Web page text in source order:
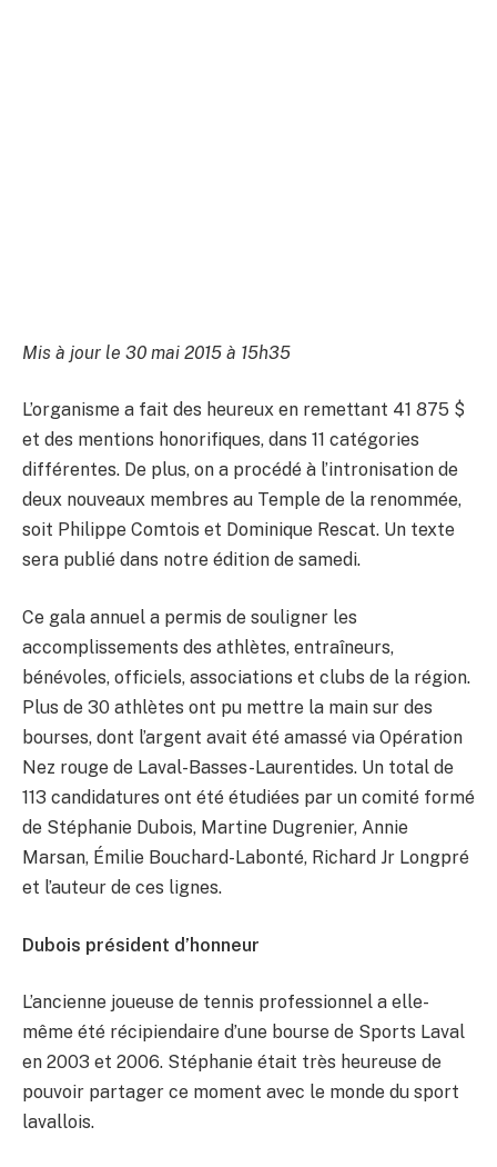
Mis à jour le 30 mai 2015 à 15h35
L’organisme a fait des heureux en remettant 41 875 $
et des mentions honorifiques, dans 11 catégories
différentes. De plus, on a procédé à l’intronisation de
deux nouveaux membres au Temple de la renommée,
soit Philippe Comtois et Dominique Rescat. Un texte
sera publié dans notre édition de samedi.
Ce gala annuel a permis de souligner les
accomplissements des athlètes, entraîneurs,
bénévoles, officiels, associations et clubs de la région.
Plus de 30 athlètes ont pu mettre la main sur des
bourses, dont l’argent avait été amassé via Opération
Nez rouge de Laval-Basses-Laurentides. Un total de
113 candidatures ont été étudiées par un comité formé
de Stéphanie Dubois, Martine Dugrenier, Annie
Marsan, Émilie Bouchard-Labonté, Richard Jr Longpré
et l’auteur de ces lignes.
Dubois président d’honneur
L’ancienne joueuse de tennis professionnel a elle-
même été récipiendaire d’une bourse de Sports Laval
en 2003 et 2006. Stéphanie était très heureuse de
pouvoir partager ce moment avec le monde du sport
lavallois.